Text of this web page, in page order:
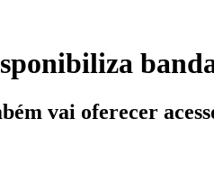
vai oferecer